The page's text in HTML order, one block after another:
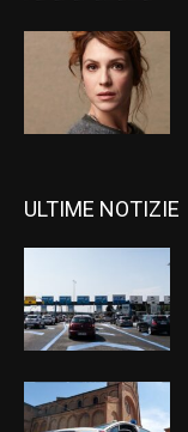
ULTIME NOTIZIE